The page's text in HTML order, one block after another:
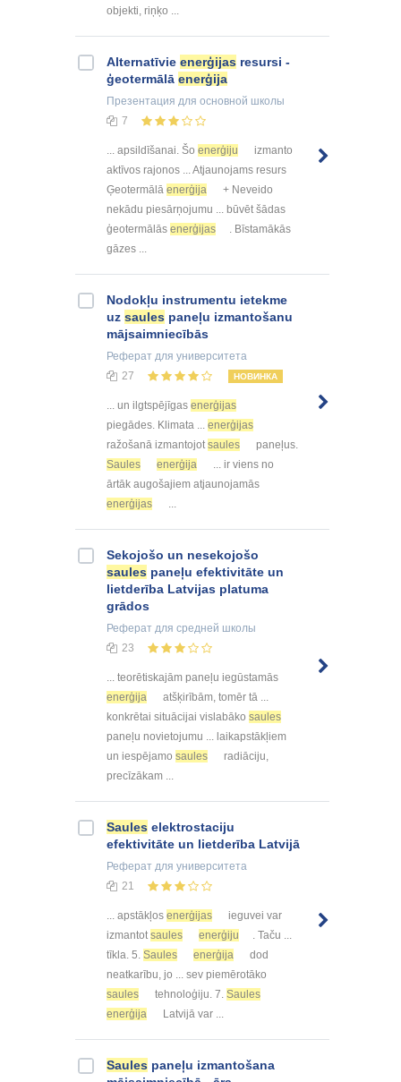
objekti, riņķo ...
Alternatīvie enerģijas resursi -
ģeotermālā enerģija
Презентация для основной школы
7
... apsildīšanai. Šo enerģiju
izmanto
aktīvos rajonos ... Atjaunojams resurs
Ģeotermālā enerģija
+ Neveido
nekādu piesārņojumu ... būvēt šādas
ģeotermālās enerģijas
. Bīstamākās
gāzes ...
Nodokļu instrumentu ietekme
uz saules paneļu izmantošanu
mājsaimniecībās
Реферат для университета
27
НОВИНКА
... un ilgtspējīgas enerģijas
piegādes. Klimata ... enerģijas
ražošanā izmantojotsaules
paneļus.
Saules
enerģija
... ir viens no
ārtāk augošajiem atjaunojamās
enerģijas
...
Sekojošo un nesekojošo
saules paneļu efektivitāte un
lietderība Latvijas platuma
grādos
Реферат для средней школы
23
... teorētiskajām paneļu iegūstamās
enerģija
atšķirībām, tomēr tā ...
konkrētai situācijai vislabāko saules
paneļu novietojumu ... laikapstākļiem
un iespējamo saules
radiāciju,
precīzākam ...
Saules elektrostaciju
efektivitāte un lietderība Latvijā
Реферат для университета
21
... apstākļos enerģijas
ieguvei var
izmantotsaules enerģiju
. Taču ...
tīkla. 5. Saules enerģija
dod
neatkarību, jo ... sev piemērotāko
saules
tehnoloģiju. 7. Saules
enerģija
Latvijā var ...
Saules paneļu izmantošana